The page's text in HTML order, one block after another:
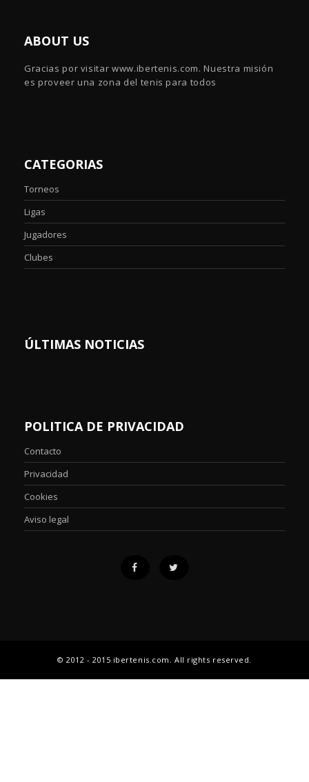
ABOUT US
Gracias por visitar www.ibertenis.com. Nuestra misión
es proveer una zona del tenis para todos
CATEGORIAS
Torneos
Ligas
Jugadores
Clubes
ÚLTIMAS NOTICIAS
POLITICA DE PRIVACIDAD
Contacto
Privacidad
Cookies
Aviso legal
© 2012 - 2015 ibertenis.com. All rights reserved.